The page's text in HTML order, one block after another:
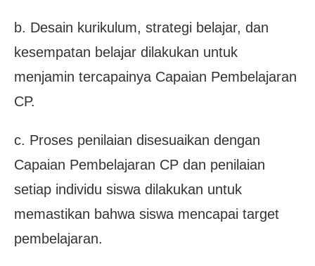
b. Desain kurikulum, strategi belajar, dan
kesempatan belajar dilakukan untuk
menjamin tercapainya Capaian Pembelajaran
CP.
c. Proses penilaian disesuaikan dengan
Capaian Pembelajaran CP dan penilaian
setiap individu siswa dilakukan untuk
memastikan bahwa siswa mencapai target
pembelajaran.